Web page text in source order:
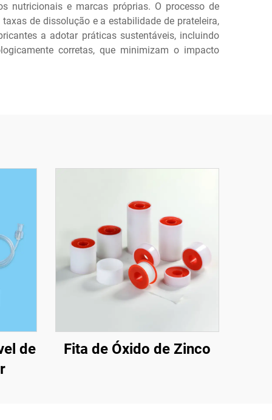
nutricionais e marcas próprias. O processo de
de dissolução e a estabilidade de prateleira,
a adotar práticas sustentáveis, incluindo
corretas, que minimizam o impacto
de
Fita de Óxido de Zinco